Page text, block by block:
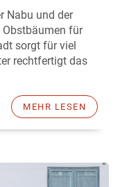
Nabu und der
Obstbäumen für
sorgt für viel
rechtfertigt das
MEHR LESEN